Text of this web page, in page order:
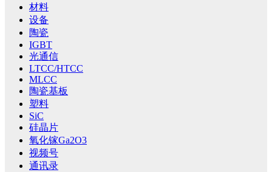
材料
设备
陶瓷
IGBT
光通信
LTCC/HTCC
MLCC
陶瓷基板
塑料
SiC
硅晶片
氧化镓Ga2O3
视频号
通讯录